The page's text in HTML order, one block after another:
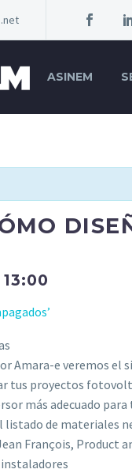
ASINEM
13:00
Amara-e veremos el
tus proyectos
más adecuado
de materiales
François, Product